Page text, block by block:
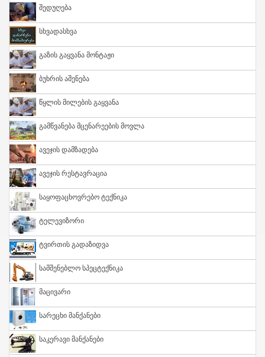
Შედუღება
Სხვადასხვა
Გაზის Გაყვანა Მონტაჟი
Ბუხრის Აშენება
Წყლის Მილების Გაყვანა
Გამწვანება Მცენარეების Მოვლა
Ავეჯის Დამზადება
Ავეჯის Რესტავრაცია
Საყოფაცხოვრებო Ტექნიკა
Ტელევიზორი
Ტვირთის Გადაზიდვა
Სამშენებლო Სპეცტექნიკა
Მაცივარი
Სარეცხი Მანქანები
Საკერავი Მანქანები